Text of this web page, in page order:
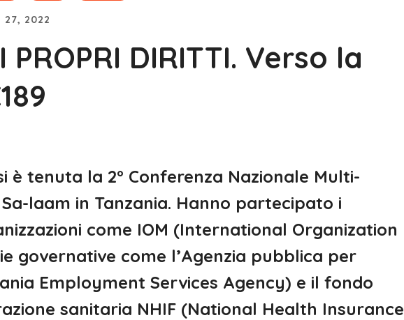
2022
PROPRI DIRITTI. Verso la
è tenuta la 2° Conferenza Nazionale Multi-
laam in Tanzania. Hanno partecipato i
come IOM (International Organization
governative come l’Agenzia pubblica per
Employment Services Agency) e il fondo
sanitaria NHIF (National Health Insurance